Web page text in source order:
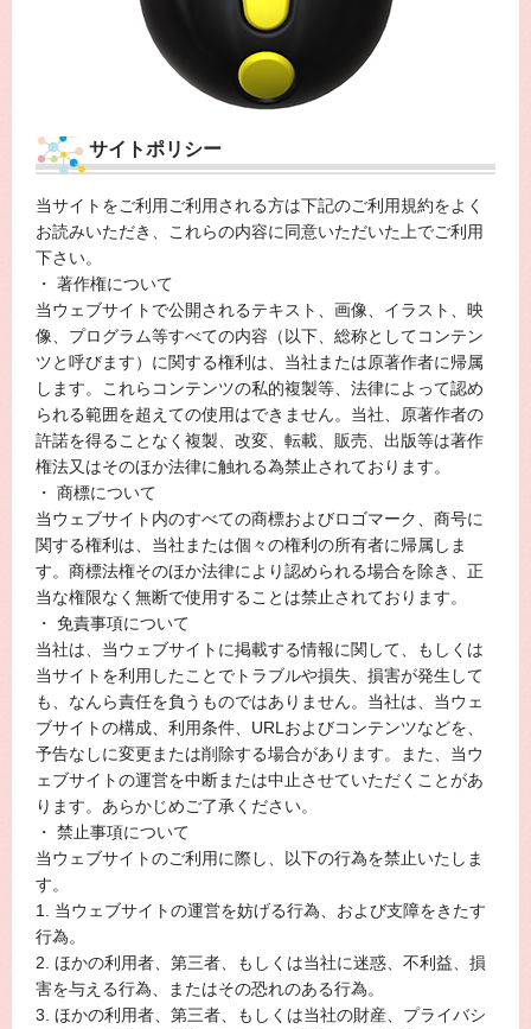
サイトポリシー
当サイトをご利用ご利用される方は下記のご利用規約をよく
お読みいただき、これらの内容に同意いただいた上でご利用
下さい。
・ 著作権について
当ウェブサイトで公開されるテキスト、画像、イラスト、映
像、プログラム等すべての内容（以下、総称としてコンテン
ツと呼びます）に関する権利は、当社または原著作者に帰属
します。これらコンテンツの私的複製等、法律によって認め
られる範囲を超えての使用はできません。当社、原著作者の
許諾を得ることなく複製、改変、転載、販売、出版等は著作
権法又はそのほか法律に触れる為禁止されております。
・ 商標について
当ウェブサイト内のすべての商標およびロゴマーク、商号に
関する権利は、当社または個々の権利の所有者に帰属しま
す。商標法権そのほか法律により認められる場合を除き、正
当な権限なく無断で使用することは禁止されております。
・ 免責事項について
当社は、当ウェブサイトに掲載する情報に関して、もしくは
当サイトを利用したことでトラブルや損失、損害が発生して
も、なんら責任を負うものではありません。当社は、当ウェ
ブサイトの構成、利用条件、URLおよびコンテンツなどを、
予告なしに変更または削除する場合があります。また、当ウ
ェブサイトの運営を中断または中止させていただくことがあ
ります。あらかじめご了承ください。
・ 禁止事項について
当ウェブサイトのご利用に際し、以下の行為を禁止いたしま
す。
1. 当ウェブサイトの運営を妨げる行為、および支障をきたす
行為。
2. ほかの利用者、第三者、もしくは当社に迷惑、不利益、損
害を与える行為、またはその恐れのある行為。
3. ほかの利用者、第三者、もしくは当社の財産、プライバシ